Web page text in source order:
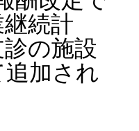
続計
の施設
加され